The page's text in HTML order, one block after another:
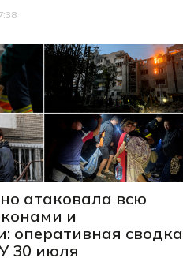
атаковала всю
и
оперативная сводка
30 июля